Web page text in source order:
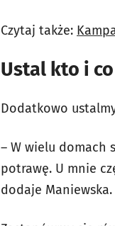
Czytaj także:
Ustal kto i
Dodatkowo
– W wielu domach
potrawę. U mnie
dodaje Maniewska.